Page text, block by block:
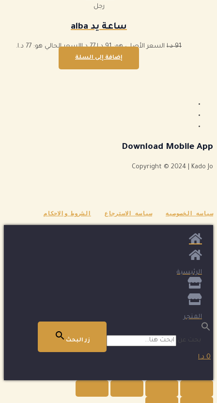
رجل
ساعة يد alba
91 د.ا السعر الأصلي هو: 91 د.ا. 77 د.االسعر الحالي هو: 77 د.ا.
إضافة إلى السلة
Download Mobile App
Copyright © 2024 | Kado Jo
سياسه الخصوصيه سياسه الاسترجاع الشروط والاحكام
الرئيسية
المتجر
بحث عن: زر البحث
0 د.ا